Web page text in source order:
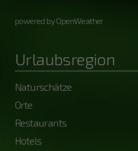
powered by OpenWeather
Urlaubsregion
Naturschätze
Orte
Restaurants
Hotels